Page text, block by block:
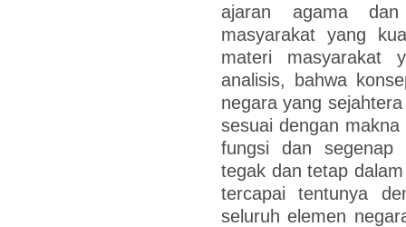
ajaran agama dan
masyarakat yang
materi masyarakat
analisis, bahwa
negara yang
sesuai dengan
fungsi dan segenap
tegak dan tetap
tercapai tentunya
seluruh elemen